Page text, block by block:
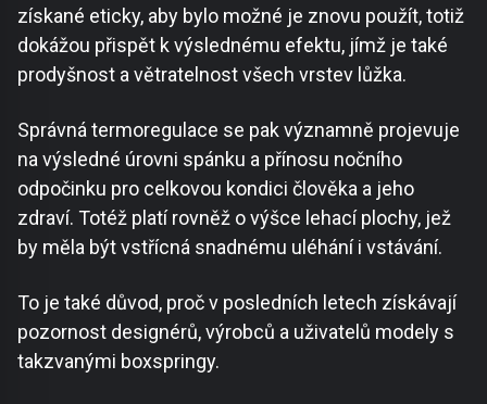
získané eticky, aby bylo možné je znovu použít, totiž
dokážou přispět k výslednému efektu, jímž je také
prodyšnost a větratelnost všech vrstev lůžka.
Správná termoregulace se pak významně projevuje
na výsledné úrovni spánku a přínosu nočního
odpočinku pro celkovou kondici člověka a jeho
zdraví. Totéž platí rovněž o výšce lehací plochy, jež
by měla být vstřícná snadnému uléhání i vstávání.
To je také důvod, proč v posledních letech získávají
pozornost designérů, výrobců a uživatelů modely s
takzvanými boxspringy.